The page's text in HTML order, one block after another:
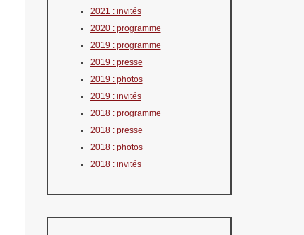
2021 : invités
2020 : programme
2019 : programme
2019 : presse
2019 : photos
2019 : invités
2018 : programme
2018 : presse
2018 : photos
2018 : invités